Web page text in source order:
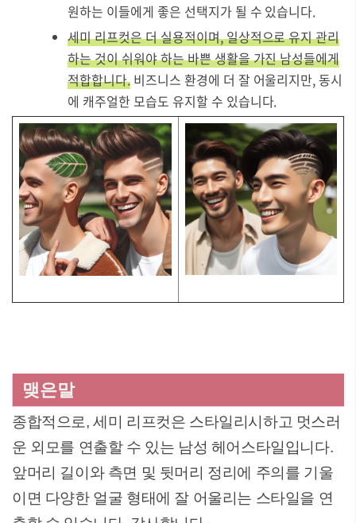
원하는 이들에게 좋은 선택지가 될 수 있습니다.
세미 리프컷은 더 실용적이며, 일상적으로 유지 관리
하는 것이 쉬워야 하는 바쁜 생활을 가진 남성들에게
적합합니다.비즈니스 환경에 더 잘 어울리지만, 동시
에 캐주얼한 모습도 유지할 수 있습니다.
맺은말
종합적으로, 세미 리프컷은 스타일리시하고 멋스러
운 외모를 연출할 수 있는 남성 헤어스타일입니다.
앞머리 길이와 측면 및 뒷머리 정리에 주의를 기울
이면 다양한 얼굴 형태에 잘 어울리는 스타일을 연